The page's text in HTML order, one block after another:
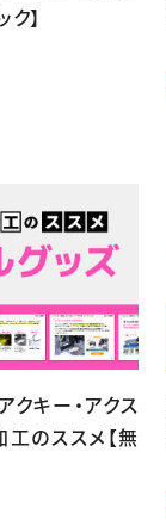
】
クキー・アクス
のススメ【無